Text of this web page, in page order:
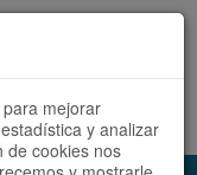
Español | Català
mejorar
y analizar
de cookies nos